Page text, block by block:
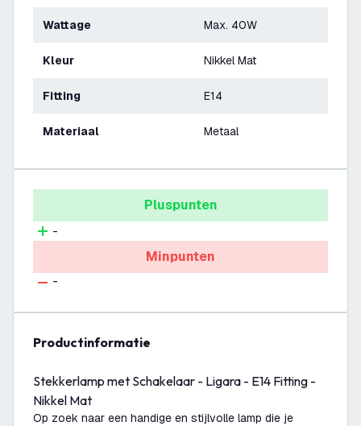
Wattage Max. 40W
Kleur Nikkel Mat
Fitting E14
Materiaal Metaal
Pluspunten
-
Minpunten
-
productinformatie
Stekkerlamp met Schakelaar - Ligara - E14 Fitting -
Nikkel Mat
Op zoek naar een handige en stijlvolle lamp die je